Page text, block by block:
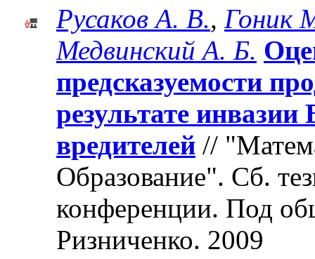
Русаков А. В., Гоник
Медвинский А. Б.
предсказуемости
результате
вредителей //
Образование". Cб.
конференции. Под
Ризниченко. 2009